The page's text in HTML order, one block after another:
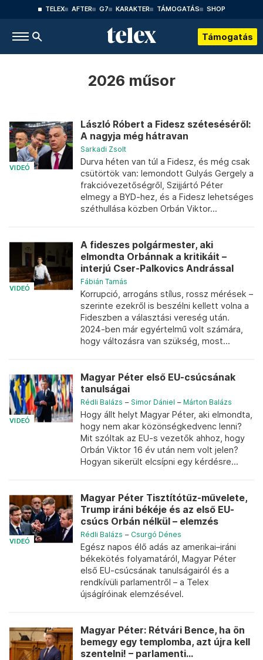
TELEX AFTER G7 KARAKTER TÁMOGATÁS SHOP
Támogatás
2026 műsor
VIDEÓ
László Róbert a Fidesz széteséséről:
A nagyja még hátravan
Sarkadi Zsolt
Durva héten van túl a Fidesz, és még csak
csütörtök van: lemondott Gulyás Gergely a
frakcióvezetőségről, Szijjártó Péter
elmegy a BYD-hez, és a Fidesz lehetséges
széthullása közben Orbán Viktor...
VIDEÓ
A fideszes polgármester, aki
elmondta Orbánnak a kritikáit –
interjú Cser-Palkovics Andrással
Fábián Tamás
Korrupció, arrogáns stílus, rossz mérések –
szerinte ezekről is beszélni kellett volna a
Fideszben a választási vereség után.
2024-ben már egyértelmű volt számára,
hogy változásra van szükség, most...
VIDEÓ
Magyar Péter első EU-csúcsának
tanulságai
Rédli Balázs – Simor Dániel – Márton Balázs
Hogy állt helyt Magyar Péter, aki elmondta,
hogy nem akar közönségkedvenc lenni?
Mit szóltak az EU-s vezetők ahhoz, hogy
Orbán Viktor 16 év után nem volt jelen?
Hogyan sikerült elcsípni egy kérdésre...
VIDEÓ
Magyar Péter Tisztítótűz-művelete,
Trump iráni békéje és az első EU-
csúcs Orbán nélkül – elemzés
Rédli Balázs – Csurgó Dénes
Egész napos élő adás az amerikai–iráni
békekötés folyamatáról, Magyar Péter
első EU-csúcsának tanulságairól és a
rendkívüli parlamentről – a Telex
újságíróinak elemzésével.
Magyar Péter: Rétvári Bence, ha ön
bemegy egy templomba, azt újra kell
szentelni! – parlamenti...